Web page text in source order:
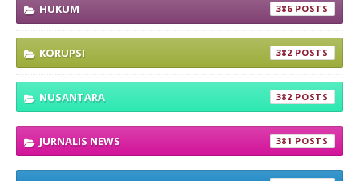
HUKUM 386
KORUPSI 382
NUSANTARA 382
JURNALIS NEWS 381